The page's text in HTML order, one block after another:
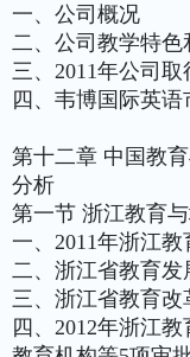
一、公司概况
二、公司教学特色
三、2011年公司
四、韦博国际英语
第十二章 中国教
分析
第一节 浙江教育
一、2011年浙江
二、浙江省教育发
三、浙江省教育改
四、2012年浙江